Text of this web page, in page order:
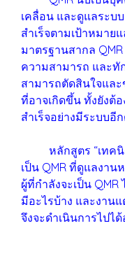
เคลื่อน และดูแลระบ
สำเร็จตามเป้าหมา
มาตรฐานสากล
ความสามารถ และทั
สามารถตัดสินใจแล
ที่อาจเกิดขึ้น ทั้งยังต้
สำเร็จอย่างมีระบบอี
หลักสูตร “เทคนิค
เป็น QMR ที่ดูแลงาน
ผู้ที่กำลังจะเป็น
มีอะไรบ้าง และงาน
จึงจะดำเนินการไปไ